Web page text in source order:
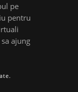
pe
pentru
ajung